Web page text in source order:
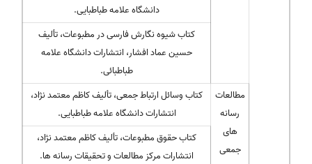
دانشگاه علامه طباطبایی.
کتاب شیوه نگارش فارسی در مطبوعات، تألیف
حسین عماد افشار، انتشارات دانشگاه علامه
طباطبائی.
مطالعات
رسانه
های
جمعی
کتاب وسائل ارتباط جمعی، تألیف کاظم معتمد نژاد،
انتشارات دانشگاه علامه طباطبایی.
کتاب حقوق مطبوعات، تألیف کاظم معتمد نژاد،
انتشارات مرکز مطالعات و تحقیقات رسانه ها.